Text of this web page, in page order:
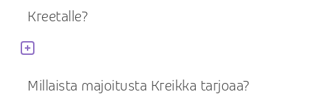
Kreetalle?
Millaista majoitusta Kreikka tarjoaa?